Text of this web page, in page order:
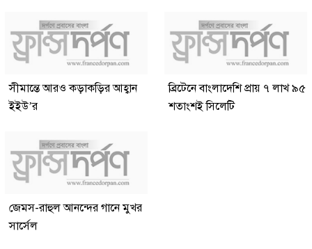
সীমান্তে আরও কড়াকড়ির আহ্বান
ইইউ’র
ব্রিটেনে বাংলাদেশি প্রায় ৭ লাখ ৯৫
শতাংশই সিলেটি
জেমস-রাহুল আনন্দের গানে মুখর
সার্সেল